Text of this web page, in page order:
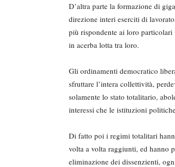
D’altra parte la formazione di
direzione interi eserciti di
più rispondente ai loro particolari
in acerba lotta tra loro.
Gli ordinamenti democratico
sfruttare l’intera collettività,
solamente lo stato totalitario,
interessi che le istituzioni
Di fatto poi i regimi totalitari
volta a volta raggiunti, ed hanno
eliminazione dei dissenzienti,